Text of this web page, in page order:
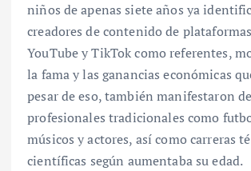
niños de apenas siete años ya
creadores de contenido de
YouTube y TikTok como referentes,
la fama y las ganancias económicas
pesar de eso, también manifestaron
profesionales tradicionales como
músicos y actores, así como carreras
científicas según aumentaba su edad.